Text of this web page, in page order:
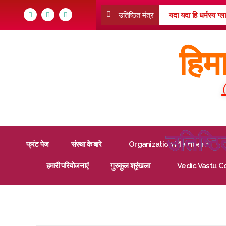
उतिष्ठित मंत्र यदा यदा हि धर्मस्य
फ्रंट पेज संस्था के बारे Organization Members
हमारी परियोजनाएं गुरुकुल श्रृंखला Vedic Vastu